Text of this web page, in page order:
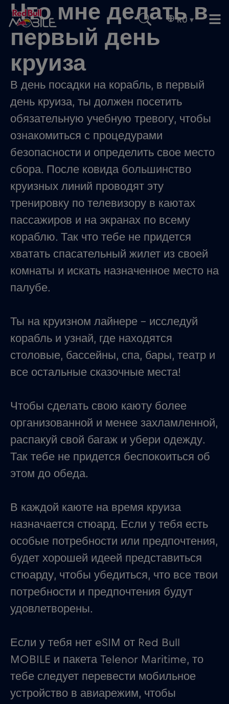
RU ▾
Что мне делать в
первый день
круиза
В день посадки на корабль, в первый
день круиза, ты должен посетить
обязательную учебную тревогу, чтобы
ознакомиться с процедурами
безопасности и определить свое место
сбора. После ковида большинство
круизных линий проводят эту
тренировку по телевизору в каютах
пассажиров и на экранах по всему
кораблю. Так что тебе не придется
хватать спасательный жилет из своей
комнаты и искать назначенное место на
палубе.
Ты на круизном лайнере - исследуй
корабль и узнай, где находятся
столовые, бассейны, спа, бары, театр и
все остальные сказочные места!
Чтобы сделать свою каюту более
организованной и менее захламленной,
распакуй свой багаж и убери одежду.
Так тебе не придется беспокоиться об
этом до обеда.
В каждой каюте на время круиза
назначается стюард. Если у тебя есть
особые потребности или предпочтения,
будет хорошей идеей представиться
стюарду, чтобы убедиться, что все твои
потребности и предпочтения будут
удовлетворены.
Если у тебя нет eSIM от Red Bull
MOBILE и пакета Telenor Maritime, то
тебе следует перевести мобильное
устройство в авиарежим, чтобы